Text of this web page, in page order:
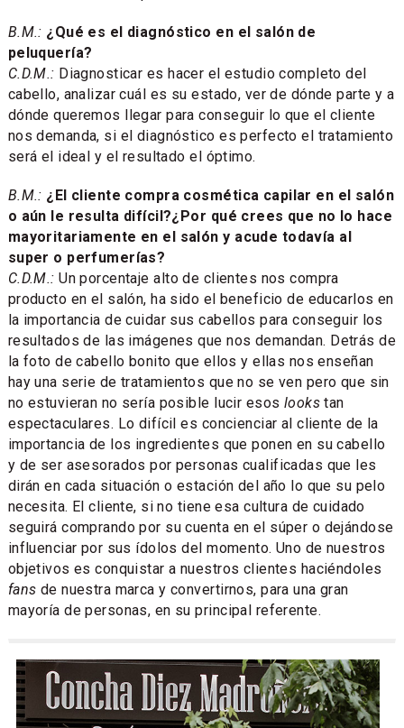
B.M.: ¿Qué es el diagnóstico en el salón de
peluquería?
C.D.M.: Diagnosticar es hacer el estudio completo del
cabello, analizar cuál es su estado, ver de dónde parte y a
dónde queremos llegar para conseguir lo que el cliente
nos demanda, si el diagnóstico es perfecto el tratamiento
será el ideal y el resultado el óptimo.
B.M.: ¿El cliente compra cosmética capilar en el salón
o aún le resulta difícil?¿Por qué crees que no lo hace
mayoritariamente en el salón y acude todavía al
super o perfumerías?
C.D.M.: Un porcentaje alto de clientes nos compra
producto en el salón, ha sido el beneficio de educarlos en
la importancia de cuidar sus cabellos para conseguir los
resultados de las imágenes que nos demandan. Detrás de
la foto de cabello bonito que ellos y ellas nos enseñan
hay una serie de tratamientos que no se ven pero que sin
no estuvieran no sería posible lucir esos looks tan
espectaculares. Lo difícil es concienciar al cliente de la
importancia de los ingredientes que ponen en su cabello
y de ser asesorados por personas cualificadas que les
dirán en cada situación o estación del año lo que su pelo
necesita. El cliente, si no tiene esa cultura de cuidado
seguirá comprando por su cuenta en el súper o dejándose
influenciar por sus ídolos del momento. Uno de nuestros
objetivos es conquistar a nuestros clientes haciéndoles
fans de nuestra marca y convertirnos, para una gran
mayoría de personas, en su principal referente.